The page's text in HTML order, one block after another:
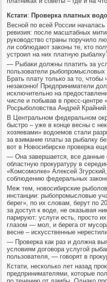
Кстати: Проверка платных
Весной по всей России
ревизия: после масштабных
руководство страны поручило
ли соблюдают законы те, кто
устроил на них платную
— Рыбаки должны платить за
пользователи рыбопромысловых
Брать плату только за то, чтобы
незаконно! Предприниматели
исключительно на
числе и побывав в пресс-центре
Росрыболовства Андрей Крайний.
В Центральном федеральном
быстро – уже в конце весны с
хозяевами» водоемов стали
за взимание платы за рыбалку
вот в Новосибирске проверка
— Она завершается, все данные
областную прокуратуру в
«Комсомолке» Алексей
соблюдению федеральных
Меж тем, новосибирские
инстанции: рыбопромысловые
берег», по их словам, берут по
за доступ к воде, не оказывая
парируют: услуги есть, просто
глазом — мол, и берега от
весне – искусственные
— Проверка как раз и должна
условиям договора услугой
пользователя, — говорят в
Кстати, несколько лет назад
предпринимателями, которые